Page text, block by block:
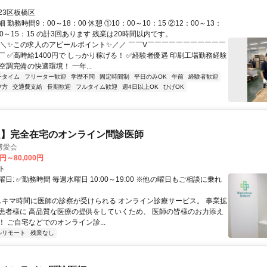
区板橋区
勤務時間9：00～18：00 休憩 ①10：00～10：15 ②12：00～13：
15：15 の計3回あります 残業は20時間以内です。
✨この求人のアピールポイント✨／／ ￣￣V￣￣￣￣￣￣￣￣￣￣￣
✅高時給1400円で しっかり稼げる！ ✅経験者優遇 印刷工場勤務経験
調完備の快適環境！ 一年...
タイム フリーター歓迎 学歴不問 固定時間制 平日のみOK 午前
経験者歓迎
方
交通費支給 長期歓迎 フルタイム歓迎 週4日以上OK ひげOK
完全在宅のオンライン問診医師
愛会
～80,000円
日: ✅勤務時間 毎週水曜日 10:00～19:00 ※他の曜日もご相談に乗れ
キマ時間に医師の診察が受けられる オンライン診療サービス。 事業拡
者様に 高品質な医療の提供をしていくため、 医師の皆様のお力添え
ご自宅などでのオンライン診...
リモート 残業なし